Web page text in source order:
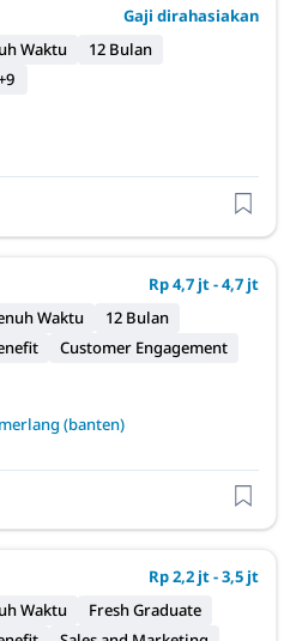
Gaji dirahasiakan
Waktu
12 Bulan
Rp 4,7 jt - 4,7 jt
Waktu
12 Bulan
Customer Engagement
(banten)
Rp 2,2 jt - 3,5 jt
Waktu
Fresh Graduate